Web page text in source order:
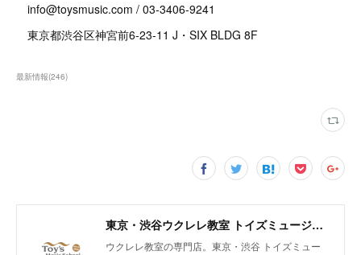
info@toysmusic.com / 03-3406-9241
東京都渋谷区神宮前6-23-11 J・SIX BLDG 8F
最新情報(246)
東京・渋谷ウクレレ教室 トイズミュージックスクール｜体験レッスン実施中！
ウクレレ教室の専門店。東京・渋谷 トイズミュー